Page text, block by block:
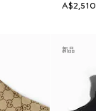
A$2,510
新品